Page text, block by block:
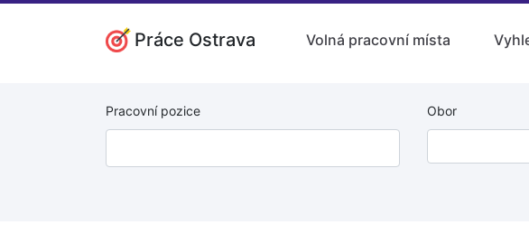
Práce Ostrava Volná pracovní místa
Pracovní pozice Obor